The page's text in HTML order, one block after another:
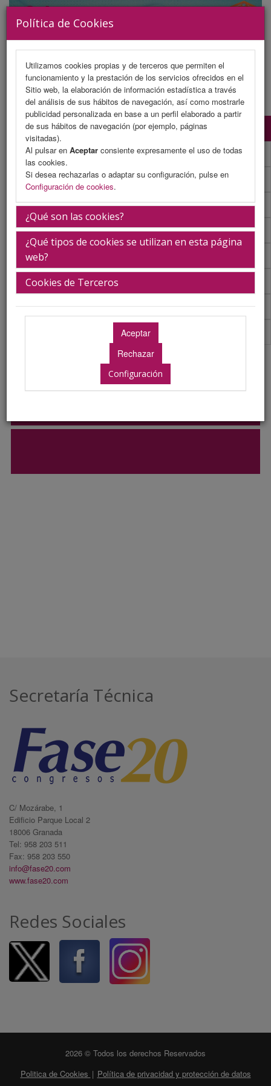
Política de Cookies
Utilizamos cookies propias y de terceros que permiten el
funcionamiento y la prestación de los servicios ofrecidos en el
Sitio web, la elaboración de información estadística a través
del análisis de sus hábitos de navegación, así como mostrarle
publicidad personalizada en base a un perfil elaborado a partir
de sus hábitos de navegación (por ejemplo, páginas
visitadas).
Al pulsar en Aceptar consiente expresamente el uso de todas
las cookies.
Si desea rechazarlas o adaptar su configuración, pulse en
Configuración de cookies.
¿Qué son las cookies?
¿Qué tipos de cookies se utilizan en esta página
web?
Cookies de Terceros
Configuración
MENU
Programa Científico
Programa Científico (PDF)
Cronograma Programa Científico
Normativa comunicaciones
Envío de comunicaciones
Descargar normativa
Plantilla
Premios Comunicaciones
Secretaría Técnica
C/ Mozárabe, 1
Edificio Parque Local 2
18006 Granada
Tel: 958 203 511
Fax: 958 203 550
info@fase20.com
www.fase20.com
Redes Sociales
2026 © Todos los derechos Reservados
Politica de Cookies | Política de privacidad y protección de datos